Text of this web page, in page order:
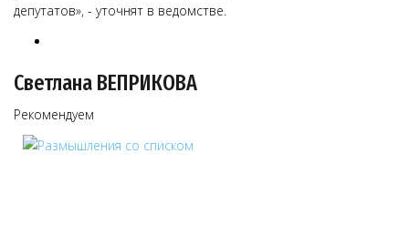
депутатов», - уточнят в ведомстве.
Светлана ВЕПРИКОВА
Рекомендуем